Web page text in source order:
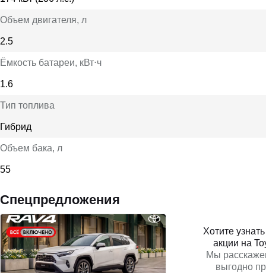
Объем двигателя, л
2.5
Ёмкость батареи, кВт⋅ч
1.6
Тип топлива
Гибрид
Объем бака, л
55
Спецпредложения
Хотите
акции на
Мы
выгодно